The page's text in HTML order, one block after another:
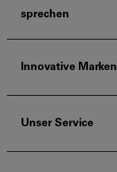
sprechen
Innovative Marken
Unser Service